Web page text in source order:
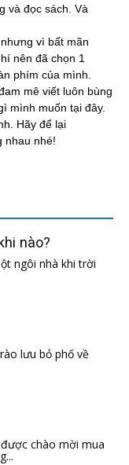
và đọc sách. Và
vì bất mãn
nên đã chọn 1
phím của mình.
mê viết luôn bùng
mình muốn tại đây.
Hãy để lại
nhau nhé!
nào?
ngôi nhà khi trời
lưu bỏ phố về
chào mời mua